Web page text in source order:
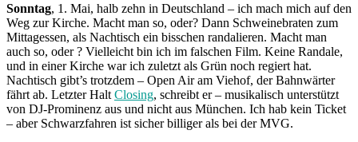
Sonntag, 1. Mai, halb zehn in Deutschland – ich mach mich auf den
Weg zur Kirche. Macht man so, oder? Dann Schweinebraten zum
Mittagessen, als Nachtisch ein bisschen randalieren. Macht man
auch so, oder ? Vielleicht bin ich im falschen Film. Keine Randale,
und in einer Kirche war ich zuletzt als Grün noch regiert hat.
Nachtisch gibt’s trotzdem – Open Air am Viehof, der Bahnwärter
fährt ab. Letzter Halt Closing, schreibt er – musikalisch unterstützt
von DJ-Prominenz aus und nicht aus München. Ich hab kein Ticket
– aber Schwarzfahren ist sicher billiger als bei der MVG.